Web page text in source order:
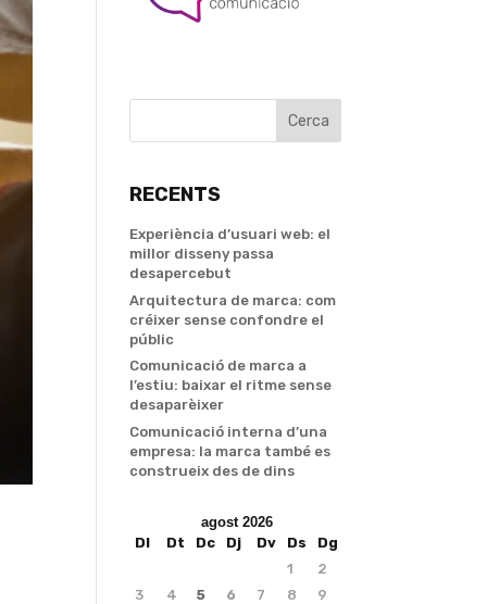
RECENTS
Experiència d’usuari web: el
millor disseny passa
desapercebut
Arquitectura de marca: com
créixer sense confondre el
públic
Comunicació de marca a
l’estiu: baixar el ritme sense
desaparèixer
Comunicació interna d’una
empresa: la marca també es
construeix des de dins
agost 2026
Dl
Dt Dc Dj Dv Ds
Dg
1
2
3
4 5 6 7 8
9